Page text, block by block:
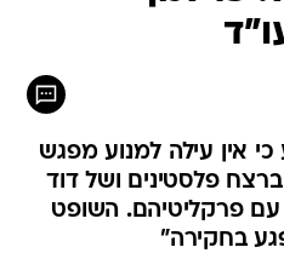
אין עילה למנוע מפגש
פלסטינים ושל דוד
עם פרקליטיהם. השופט
בחקירה"